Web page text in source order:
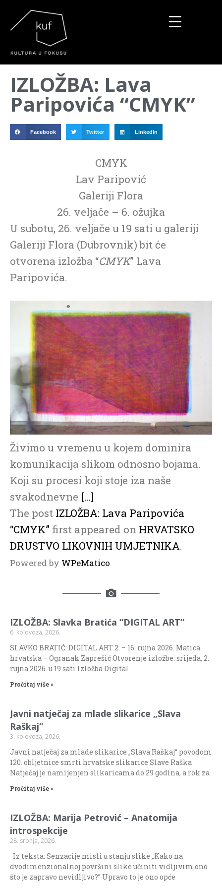
IZLOŽBA: Lava
Paripovića “CMYK”
Facebook Twitter LinkedIn
CMYK
Lav Paripović
Galeriji Flora
26. veljače – 6. ožujka
U subotu, 26. veljače u 19 sati u galeriji
Galeriji Flora (Dubrovnik) bit će
otvorena izložba “CMYK” Lava
Paripovića.
Živimo u vremenu u kojem dominira
komunikacija slikom odnosno bojama.
Koji su procesi koji stoje iza naše
svakodnevne […]
The post IZLOŽBA: Lava Paripovića
“CMYK” first appeared on HRVATSKO
DRUSTVO LIKOVNIH UMJETNIKA.
Powered by WPeMatico
IZLOŽBA: Slavka Bratića “DIGITAL ART”
6. kolovoza, 2026.
SLAVKO BRATIĆ: DIGITAL ART 2. – 16. rujna 2026. Matica
hrvatska – Ogranak Zaprešić Otvorenje izložbe: srijeda, 2.
rujna 2026. u 19 sati Izložba Digital
Pročitaj više »
Javni natječaj za mlade slikarice „Slava
Raškaj“
3. kolovoza, 2026.
Javni natječaj za mlade slikarice „Slava Raškaj“ povodom
120. obljetnice smrti hrvatske slikarice Slave Raška
Natječaj je namijenjen slikaricama do 29 godina, a rok za
Pročitaj više »
IZLOŽBA: Marija Petrović – Anatomija
introspekcije
28. srpnja, 2026.
Iz teksta: Senzacije misli u stanju slike „Kako na
dvodimenzionalnoj površini slike učiniti vidljivim ono
što je zapravo nevidljivo?” Upravo to je ono opće
▼
▼